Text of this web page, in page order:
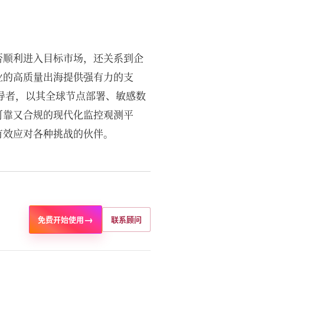
利进入目标市场，还关系到企
高质量出海提供强有力的支
，以其全球节点部署、敏感数
又合规的现代化监控观测平
应对各种挑战的伙伴。
免费开始使用→ 联系顾问